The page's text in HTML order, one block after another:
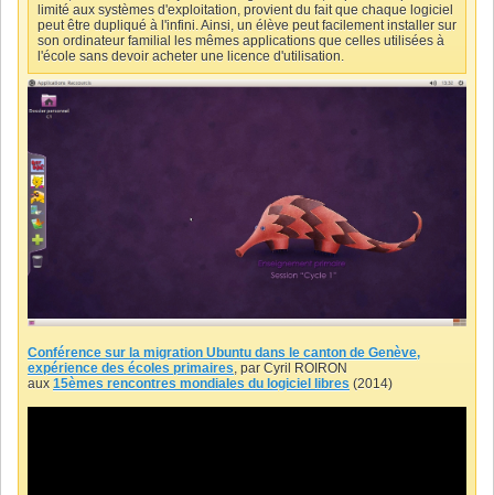
limité aux systèmes d'exploitation, provient du fait que chaque logiciel
peut être dupliqué à l'infini. Ainsi, un élève peut facilement installer sur
son ordinateur familial les mêmes applications que celles utilisées à
l'école sans devoir acheter une licence d'utilisation.
Conférence sur la migration Ubuntu dans le canton de Genève,
expérience des écoles primaires, par Cyril ROIRON
aux 15èmes rencontres mondiales du logiciel libres (2014)